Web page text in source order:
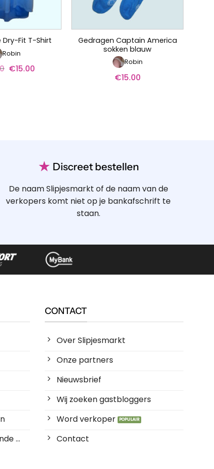
Dry-Fit T-Shirt
Robin
Oorspronkelijke
€15.00Huidige
Gedragen Captain America
sokken blauw
Robin
€15.00
★ Discreet bestellen
De naam Slipjesmarkt of de naam van de
verkopers komt niet op je bankafschrift te
staan.
...
CONTACT
Over Slipjesmarkt
Onze partners
Nieuwsbrief
Wij zoeken gastbloggers
Word verkoper
Contact